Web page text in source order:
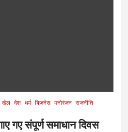
खेल देश धर्म बिजनेस मनोरंजन राजनीति
गए संपूर्ण समाधान दिवस